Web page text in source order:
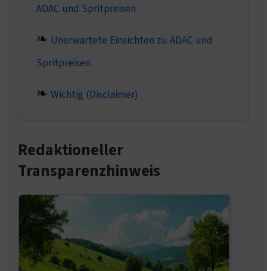
ADAC und Spritpreisen
Unerwartete Einsichten zu ADAC und
Spritpreisen
Wichtig (Disclaimer)
Redaktioneller
Transparenzhinweis